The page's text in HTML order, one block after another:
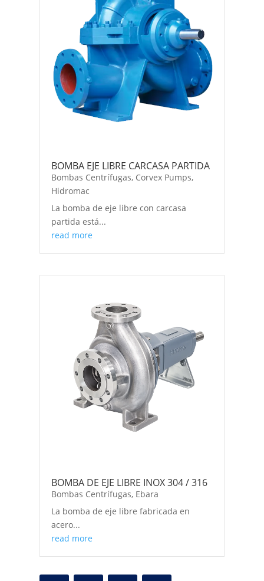
BOMBA EJE LIBRE CARCASA PARTIDA
Bombas Centrífugas, Corvex Pumps,
Hidromac
La bomba de eje libre con carcasa
partida está...
read more
BOMBA DE EJE LIBRE INOX 304 / 316
Bombas Centrífugas, Ebara
La bomba de eje libre fabricada en
acero...
read more